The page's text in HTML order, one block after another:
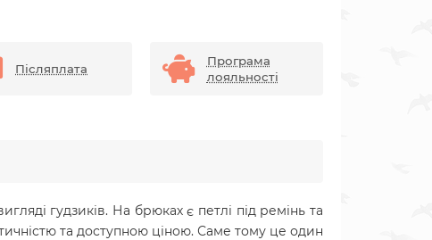
Післяплата
Програма
лояльності
гудзиків. На брюках є петлі під ремінь та
та доступною ціною. Саме тому це один